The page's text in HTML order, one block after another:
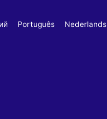
Português Nederlands